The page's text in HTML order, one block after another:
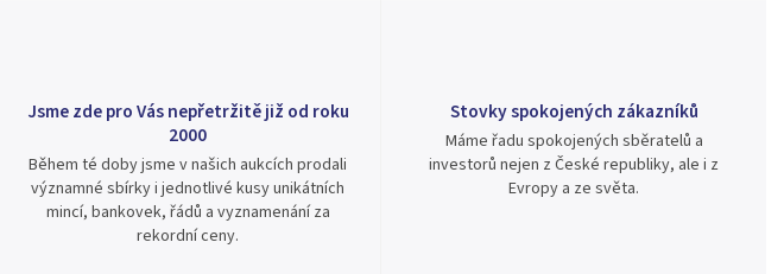
Jsme zde pro Vás nepřetržitě již od roku
2000
Během té doby jsme v našich aukcích prodali
významné sbírky i jednotlivé kusy unikátních
mincí, bankovek, řádů a vyznamenání za
rekordní ceny.
Stovky spokojených zákazníků
Máme řadu spokojených sběratelů a
investorů nejen z České republiky, ale i z
Evropy a ze světa.